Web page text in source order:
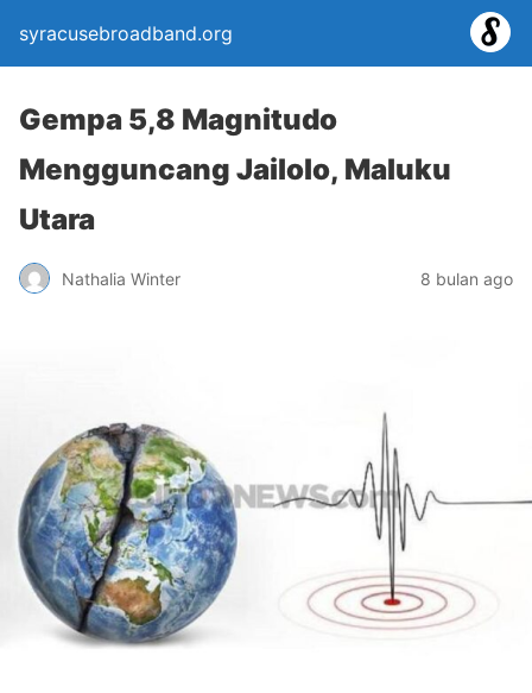
syracusebroadband.org
Gempa 5,8 Magnitudo
Mengguncang Jailolo, Maluku
Utara
Nathalia Winter 8 bulan ago